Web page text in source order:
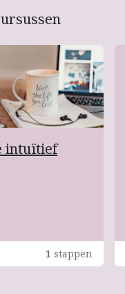
intuïtief
1 stappen